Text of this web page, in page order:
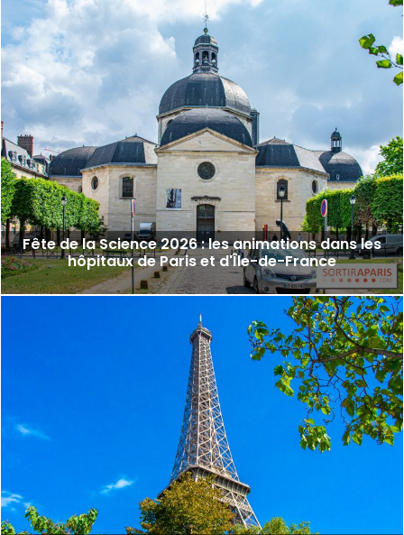
Fête de la Science 2026 : les animations dans les
hôpitaux de Paris et d'Île-de-France